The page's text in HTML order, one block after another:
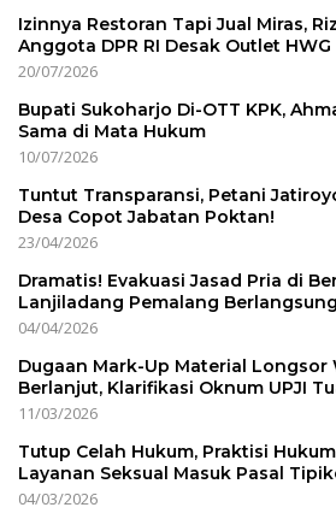
Izinnya Restoran Tapi Jual Miras,
Anggota DPR RI Desak Outlet
20/07/2026
Bupati Sukoharjo Di-OTT KPK,
Sama di Mata Hukum
10/07/2026
Tuntut Transparansi, Petani
Desa Copot Jabatan Poktan!
23/04/2026
Dramatis! Evakuasi Jasad Pria di
Lanjiladang Pemalang
04/04/2026
Dugaan Mark-Up Material Longsor
Berlanjut, Klarifikasi Oknum UPJI
11/03/2026
Tutup Celah Hukum, Praktisi
Layanan Seksual Masuk Pasal
04/03/2026